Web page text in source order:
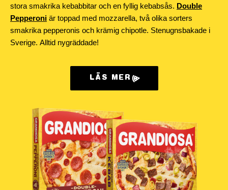
stora smakrika kebabbitar och en fyllig kebabsås. Double
Pepperoni är toppad med mozzarella, två olika sorters
smakrika pepperonis och krämig chipotle. Stenugnsbakade i
Sverige. Alltid nygräddade!
LÄS MER